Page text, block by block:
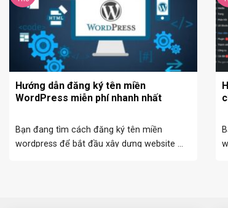
Hướng dẫn đăng ký tên miền
WordPress miễn phí nhanh nhất
Bạn đang tìm cách đăng ký tên miền
wordpress để bắt đầu xây dựng website ...